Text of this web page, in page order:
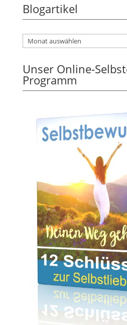
Blogartikel
Unser Online-
Programm